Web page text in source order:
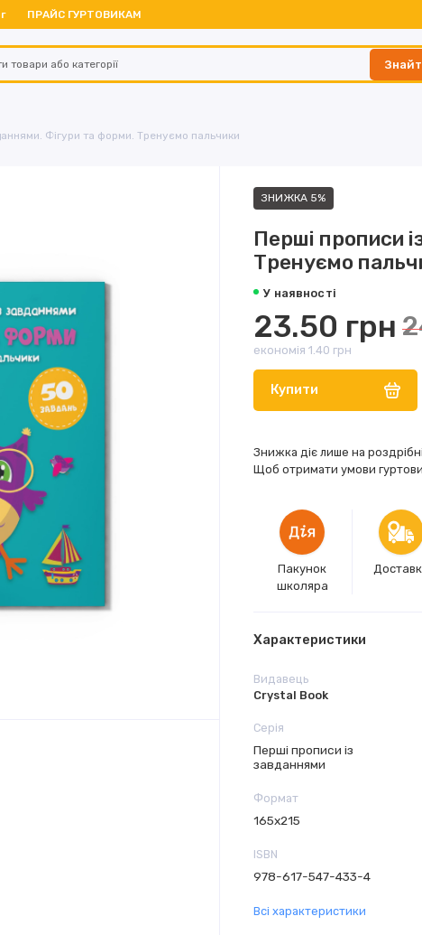
ПРАЙС ГУРТОВИКАМ
Фігури та форми. Тренуємо пальчики
ЗНИЖКА 5%
Перші прописи
Тренуємо
У наявності
23.50 грн
економія 1.40 грн
Купити
Знижка діє лише на
Щоб отримати умови
Пакунок
школяра
Характеристики
Видавець
Crystal Book
Серія
Перші прописи із
завданнями
Формат
165х215
ISBN
978-617-547-433-4
Всі характеристики